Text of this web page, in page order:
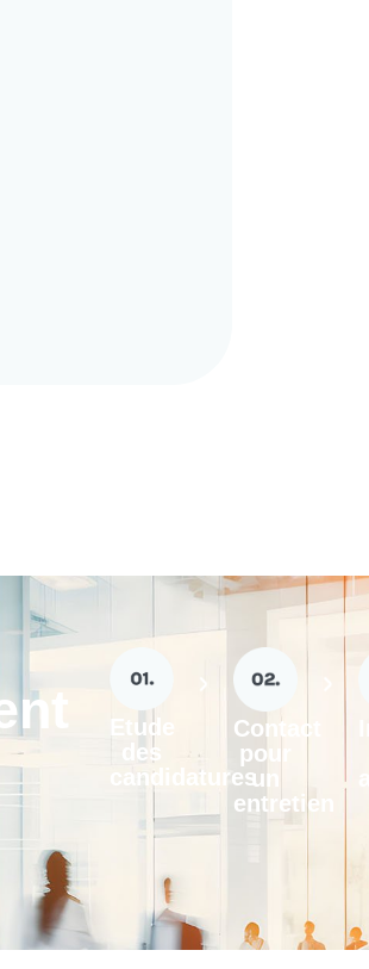
Etude
des
candidatures
Contact
pour
un
entretien